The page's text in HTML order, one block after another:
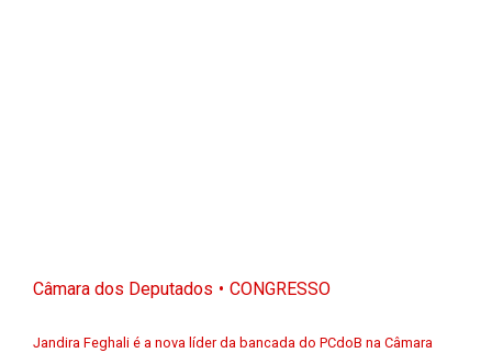
Câmara dos Deputados CONGRESSO
Jandira Feghali é a nova líder da bancada do PCdoB na Câmara